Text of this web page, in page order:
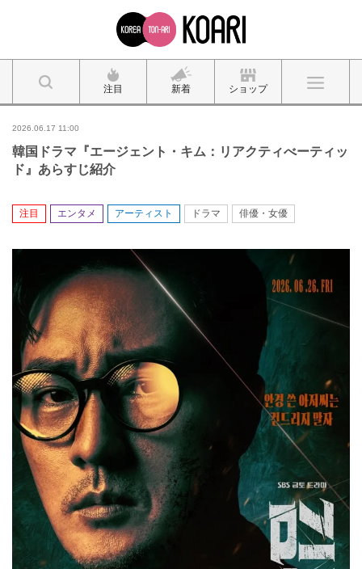
注目 新着 ショップ
2026.06.17 11:00
韓国ドラマ『エージェント・キム：リアクティべーティッ
ド』あらすじ紹介
注目 エンタメ アーティスト ドラマ 俳優・女優